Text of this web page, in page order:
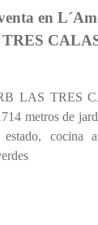
en
LAS TRES
metros de
cocina